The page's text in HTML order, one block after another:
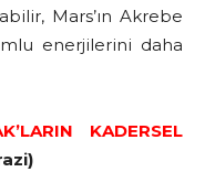
Mars’ın Akrebe
enerjilerini daha
KADERSEL